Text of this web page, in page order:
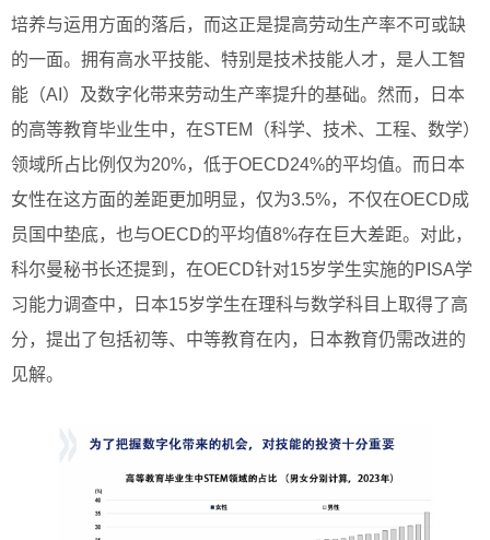
培养与运用方面的落后，而这正是提高劳动生产率不可或缺
的一面。拥有高水平技能、特别是技术技能人才，是人工智
能（AI）及数字化带来劳动生产率提升的基础。然而，日本
的高等教育毕业生中，在STEM（科学、技术、工程、数学）
领域所占比例仅为20%，低于OECD24%的平均值。而日本
女性在这方面的差距更加明显，仅为3.5%，不仅在OECD成
员国中垫底，也与OECD的平均值8%存在巨大差距。对此，
科尔曼秘书长还提到，在OECD针对15岁学生实施的PISA学
习能力调查中，日本15岁学生在理科与数学科目上取得了高
分，提出了包括初等、中等教育在内，日本教育仍需改进的
见解。